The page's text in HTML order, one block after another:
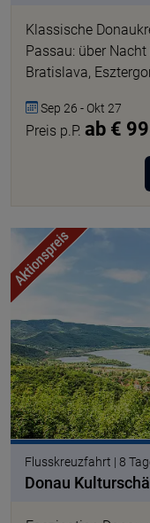
Klassische
Passau: über
Bratislava,
Sep 26 - Okt 27
Preis p.P. ab €
Flusskreuzfahrt | 8
Donau